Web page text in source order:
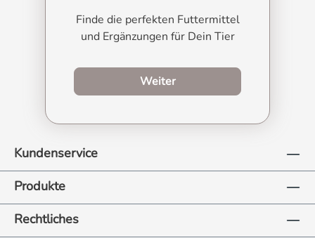
Finde die perfekten Futtermittel
und Ergänzungen für Dein Tier
Weiterzum Produktberater
Kundenservice
Produkte
Rechtliches